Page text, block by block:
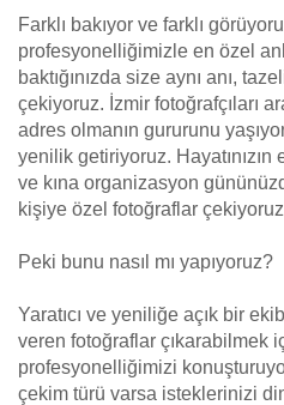
Farklı bakıyor ve farklı
profesyonelliğimizle en özel
baktığınızda size aynı anı,
çekiyoruz. İzmir fotoğrafçıları
adres olmanın gururunu
yenilik getiriyoruz.
ve kına organizasyon
kişiye özel fotoğraflar
Peki bunu nasıl mı yapıyoruz?
Yaratıcı ve yeniliğe açık bir
veren fotoğraflar çıkarabilmek
profesyonelliğimizi
çekim türü varsa isteklerinizi